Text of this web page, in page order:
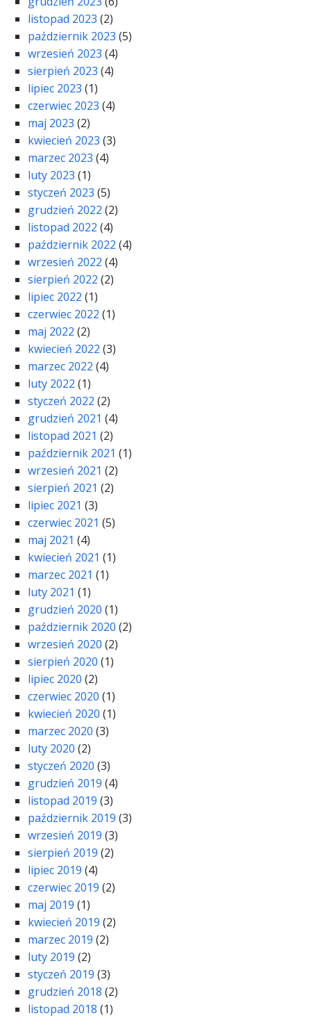
listopad 2023 (2)
październik 2023 (5)
wrzesień 2023 (4)
sierpień 2023 (4)
lipiec 2023 (1)
czerwiec 2023 (4)
maj 2023 (2)
kwiecień 2023 (3)
marzec 2023 (4)
luty 2023 (1)
styczeń 2023 (5)
grudzień 2022 (2)
listopad 2022 (4)
październik 2022 (4)
wrzesień 2022 (4)
sierpień 2022 (2)
lipiec 2022 (1)
czerwiec 2022 (1)
maj 2022 (2)
kwiecień 2022 (3)
marzec 2022 (4)
luty 2022 (1)
styczeń 2022 (2)
grudzień 2021 (4)
listopad 2021 (2)
październik 2021 (1)
wrzesień 2021 (2)
sierpień 2021 (2)
lipiec 2021 (3)
czerwiec 2021 (5)
maj 2021 (4)
kwiecień 2021 (1)
marzec 2021 (1)
luty 2021 (1)
grudzień 2020 (1)
październik 2020 (2)
wrzesień 2020 (2)
sierpień 2020 (1)
lipiec 2020 (2)
czerwiec 2020 (1)
kwiecień 2020 (1)
marzec 2020 (3)
luty 2020 (2)
styczeń 2020 (3)
grudzień 2019 (4)
listopad 2019 (3)
październik 2019 (3)
wrzesień 2019 (3)
sierpień 2019 (2)
lipiec 2019 (4)
czerwiec 2019 (2)
maj 2019 (1)
kwiecień 2019 (2)
marzec 2019 (2)
luty 2019 (2)
styczeń 2019 (3)
grudzień 2018 (2)
listopad 2018 (1)